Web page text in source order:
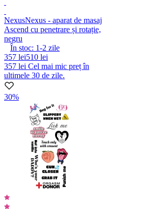
NexusNexus - aparat de masaj
Ascend cu penetrare și rotație,
negru
În stoc: 1-2 zile
357 lei510 lei
357 lei Cel mai mic preț în
ultimele 30 de zile.
30%